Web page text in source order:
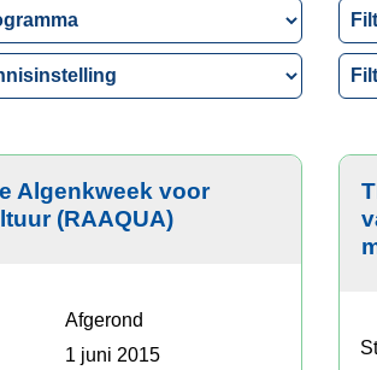
op
op
Algenkweek voor
(RAAQUA)
Afgerond
1 juni 2015